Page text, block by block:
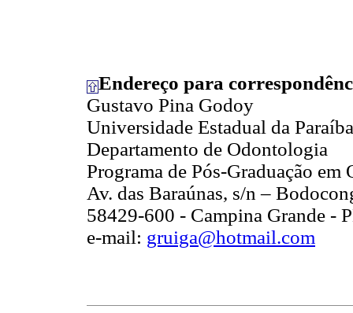
Endereço para
Gustavo Pina Godoy
Universidade Estadual da Paraíba
Departamento de Odontologia
Programa de Pós-Graduação em
Av. das Baraúnas, s/n –
58429-600 - Campina Grande -
e-mail: gruiga@hotmail.com